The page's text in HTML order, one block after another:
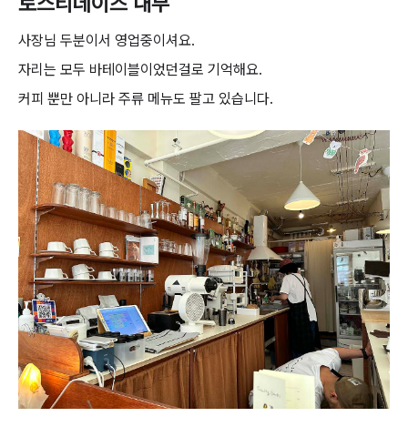
사장님 두분이서 영업중이셔요.
자리는 모두 바테이블이었던걸로 기억해요.
커피 뿐만 아니라 주류 메뉴도 팔고 있습니다.